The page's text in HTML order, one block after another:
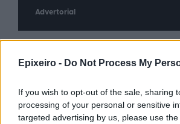
Epixeiro - Do Not Process My
If you wish to opt-out of the sale, sharing
processing of your personal or sensitive
targeted advertising by us, please use
Advertorial
Περισσότερα από το
ΔΕΘ: